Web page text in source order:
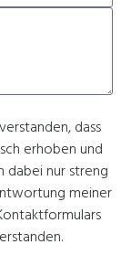
dass
erhoben und
nur streng
meiner